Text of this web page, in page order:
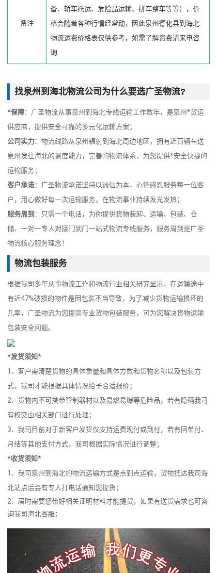
备注
备、轿车托运、危险品运输、拼车整车等等），价
格会随着各种行情经常动，因此泉州德化县到海北
物流运费价格表仅供参考，如需了解资费请来电咨
询
找泉州到海北物流公司为什么要选广圣物流?
*保障：广圣物流从事泉州到海北专线运输工作数年，是泉州*货运
供应商，提供安全可靠的多元化运输方案；
公司实力：物流线路从泉州辐射到海北周边地区，拥有近百辆车送
泉州发往海北的调度能力，完善的物流体系，为您提供*安全快捷的
运输服务；
客户承诺：广圣物流承诺坚持以诚信为本，心怀感恩服务每一位客
户，用心做好每一次运输服务，在物流事业持续发光发热；
服务周到 ：只需一个电话，为你提供货物装卸、运输、包装、仓
储、一对一专人对接门到门一站式物流专线服务，服务周到是广圣
物流核心服务理念！
物流包装服务
根据我司多年从事物流工作和物流行业相关研究显示，在运输途中
有近47%破损的物件是因包装不当导致，为了减少货物运输损坏的
几率，广圣物流为您提高专业货物包装服务，可为您解决货物运输
包装安全问题。
*发货须知*
1、客户需清楚货物的具体重量和具体方数和货物名称以及包装方
式，我司才能根据具体情况给予合适报价；
2、货物内不可携带管制器材以及易燃易爆等危险品，若有隐瞒我司
有权交由相关部门进行处理；
3、我司目前对于新客户发货仅支持运费现付或到付，若有回单付、
月结等其他支付方式，我司根据实际情况进行调整；
*收货须知*
1、我司泉州到海北的物流运输方式是点到点运输，货物抵达我司海
北站点后会有专人打电话通知您提货；
2、届时需要您带好相关证明材料才能提货，如果有送货需求也可咨
询我司海北客服；